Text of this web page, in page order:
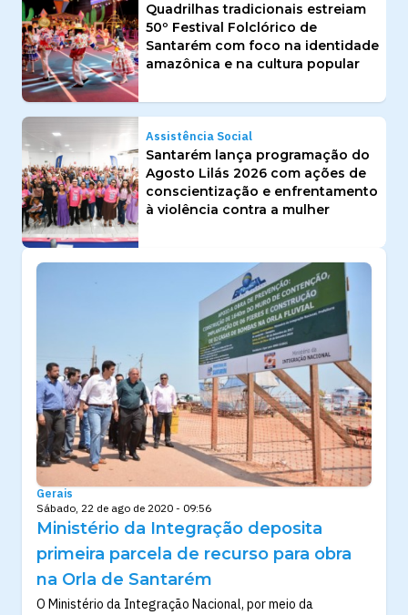
Quadrilhas tradicionais estreiam
50º Festival Folclórico de
Santarém com foco na identidade
amazônica e na cultura popular
Assistência Social
Santarém lança programação do
Agosto Lilás 2026 com ações de
conscientização e enfrentamento
à violência contra a mulher
Gerais
Sábado, 22 de ago de 2020 - 09:56
Ministério da Integração deposita
primeira parcela de recurso para obra
na Orla de Santarém
O Ministério da Integração Nacional, por meio da